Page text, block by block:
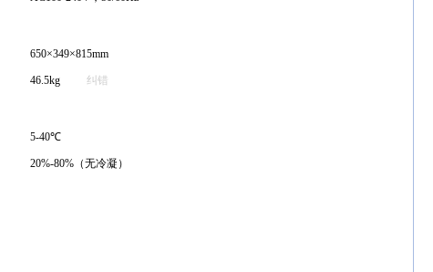
650×349×815mm
46.5kg 纠错
5-40℃
20%-80%（无冷凝）